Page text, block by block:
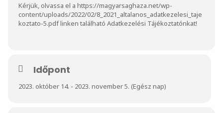
Kérjük, olvassa el a https://magyarsaghaza.net/wp-
content/uploads/2022/02/8_2021_altalanos_adatkezelesi_taje
koztato-5.pdflinken található Adatkezelési Tájékoztatónkat!
Időpont
2023. október 14. - 2023. november 5. (Egész nap)